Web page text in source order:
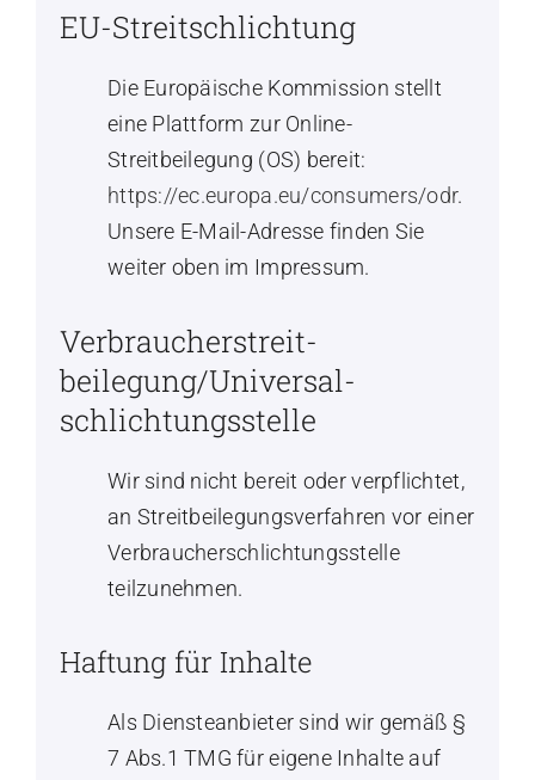
EU-Streitschlichtung
Die Europäische Kommission stellt
eine Plattform zur Online-
Streitbeilegung (OS) bereit:
https://ec.europa.eu/consumers/odr.
Unsere E-Mail-Adresse finden Sie
weiter oben im Impressum.
Verbraucher­streit­
beilegung/Universal­
schlichtungs­stelle
Wir sind nicht bereit oder verpflichtet,
an Streitbeilegungsverfahren vor einer
Verbraucherschlichtungsstelle
teilzunehmen.
Haftung für Inhalte
Als Diensteanbieter sind wir gemäß §
7 Abs.1 TMG für eigene Inhalte auf